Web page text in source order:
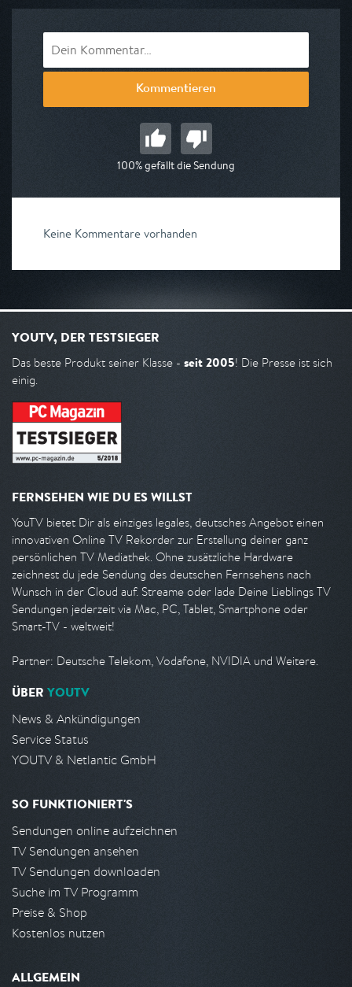
Kommentieren
100% gefällt die Sendung
Keine Kommentare vorhanden
YOUTV, DER TESTSIEGER
Das beste Produkt seiner Klasse - seit 2005! Die Presse ist sich
einig.
FERNSEHEN WIE DU ES WILLST
YouTV bietet Dir als einziges legales, deutsches Angebot einen
innovativen Online TV Rekorder zur Erstellung deiner ganz
persönlichen TV Mediathek. Ohne zusätzliche Hardware
zeichnest du jede Sendung des deutschen Fernsehens nach
Wunsch in der Cloud auf. Streame oder lade Deine Lieblings TV
Sendungen jederzeit via Mac, PC, Tablet, Smartphone oder
Smart-TV - weltweit!
Partner: Deutsche Telekom, Vodafone, NVIDIA und Weitere.
ÜBER YOUTV
News & Ankündigungen
Service Status
YOUTV & Netlantic GmbH
SO FUNKTIONIERT'S
Sendungen online aufzeichnen
TV Sendungen ansehen
TV Sendungen downloaden
Suche im TV Programm
Preise & Shop
Kostenlos nutzen
ALLGEMEIN